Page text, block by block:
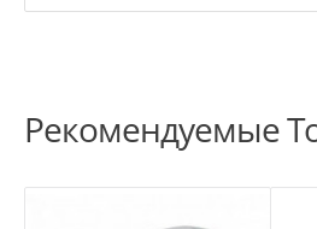
Рекомендуемые